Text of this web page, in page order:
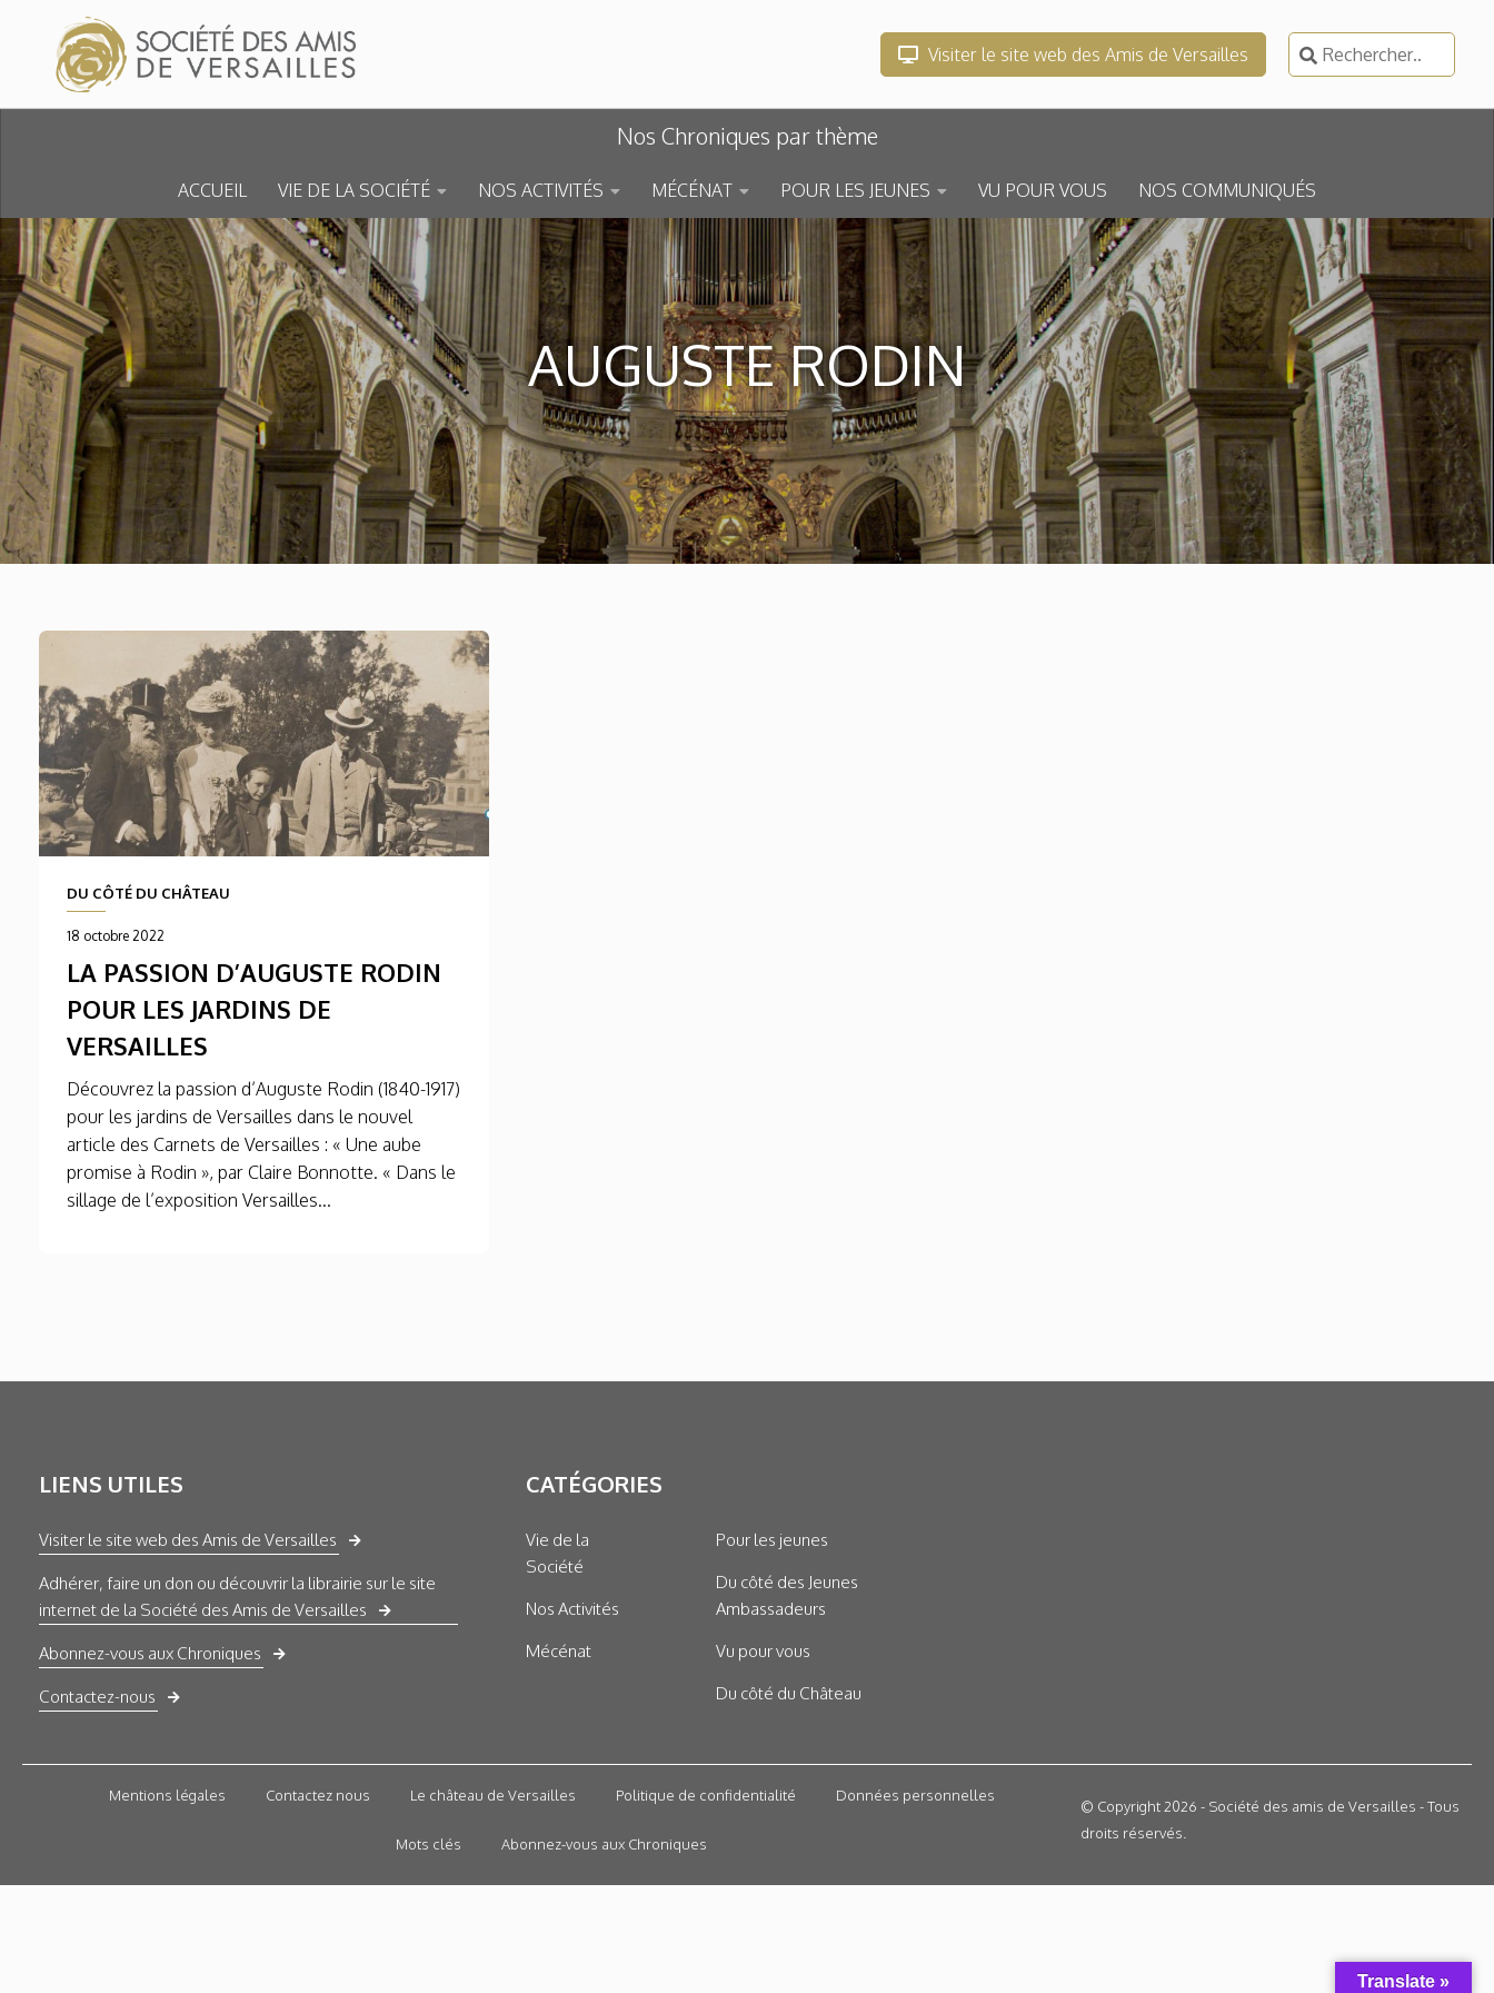
Skip to content
Visiter le site web des Amis de Versailles
Rechercher :
Nos Chroniques par thème
ACCUEIL VIE DE LA SOCIÉTÉ NOS ACTIVITÉS MÉCÉNAT POUR LES JEUNES VU POUR VOUS NOS COMMUNIQUÉS
AUGUSTE RODIN
DU CÔTÉ DU CHÂTEAU
18 octobre 2022
LA PASSION D’AUGUSTE RODIN
POUR LES JARDINS DE
VERSAILLES
Découvrez la passion d’Auguste Rodin (1840-1917)
pour les jardins de Versailles dans le nouvel
article des Carnets de Versailles : « Une aube
promise à Rodin », par Claire Bonnotte. « Dans le
sillage de l’exposition Versailles...
LIENS UTILES
Visiter le site web des Amis de Versailles
Adhérer, faire un don ou découvrir la librairie sur le site
internet de la Société des Amis de Versailles
Abonnez-vous aux Chroniques
Contactez-nous
CATÉGORIES
Vie de la
Société
Nos Activités
Mécénat
Pour les jeunes
Du côté des Jeunes
Ambassadeurs
Vu pour vous
Du côté du Château
Mentions légales Contactez nous Le château de Versailles Politique de confidentialité Données personnelles
Mots clés Abonnez-vous aux Chroniques
© Copyright 2026 - Société des amis de Versailles - Tous
droits réservés.
Translate »